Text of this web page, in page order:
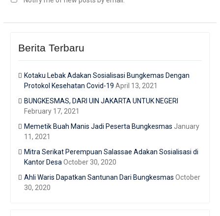
Berita Terbaru
Kotaku Lebak Adakan Sosialisasi Bungkemas Dengan
Protokol Kesehatan Covid-19 April 13, 2021
BUNGKESMAS, DARI UIN JAKARTA UNTUK NEGERI
February 17, 2021
Memetik Buah Manis Jadi Peserta Bungkesmas January
11, 2021
Mitra Serikat Perempuan Salassae Adakan Sosialisasi di
Kantor Desa October 30, 2020
Ahli Waris Dapatkan Santunan Dari Bungkesmas October
30, 2020